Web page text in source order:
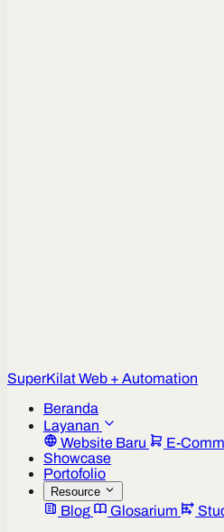
SuperKilatWeb + Automation
Beranda
Layanan
Website Baru
E-
Showcase
Portofolio
Resource
Blog Glosarium